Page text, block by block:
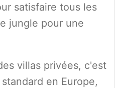
satisfaire tous les
jungle pour une
villas privées, c'est
en Europe,